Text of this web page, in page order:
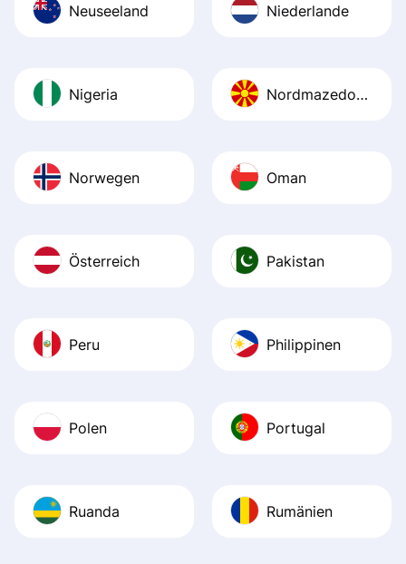
Neuseeland Niederlande
Nigeria Nordmazedonien
Norwegen Oman
Österreich Pakistan
Peru Philippinen
Polen Portugal
Ruanda Rumänien